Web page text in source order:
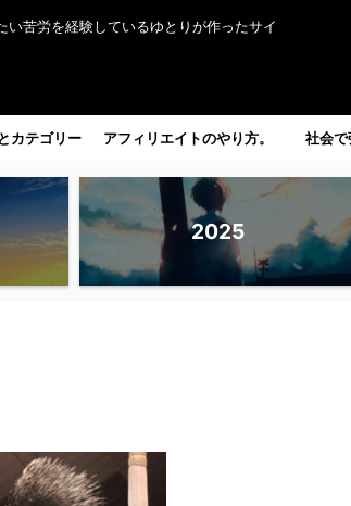
い苦労を経験しているゆとりが作ったサイ
カテゴリー アフィリエイトのやり方。 社会で
2025